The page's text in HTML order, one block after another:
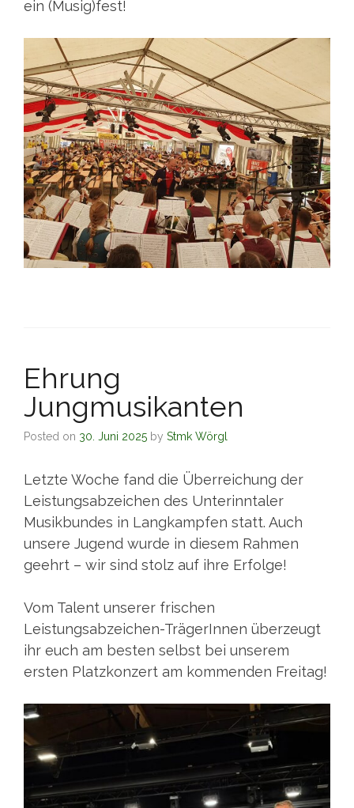
ein (Musig)fest!
Ehrung
Jungmusikanten
Posted on 30. Juni 2025 by Stmk Wörgl
Letzte Woche fand die Überreichung der
Leistungsabzeichen des Unterinntaler
Musikbundes in Langkampfen statt. Auch
unsere Jugend wurde in diesem Rahmen
geehrt – wir sind stolz auf ihre Erfolge!
Vom Talent unserer frischen
Leistungsabzeichen-TrägerInnen überzeugt
ihr euch am besten selbst bei unserem
ersten Platzkonzert am kommenden Freitag!